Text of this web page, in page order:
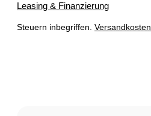
Leasing & Finanzierung
Steuern inbegriffen. Versandkosten